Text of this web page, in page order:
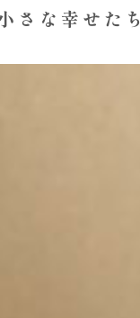
さな幸せたち